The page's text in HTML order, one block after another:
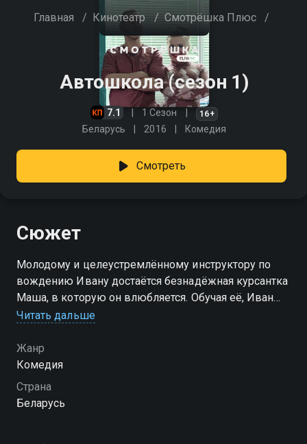
Главная / Кинотеатр / Смотрёшка Плюс /
Автошкола (сезон 1)
7.1 1 Сезон 16+
Беларусь 2016 Комедия
Смотреть
Сюжет
Молодому и целеустремлённому инструктору по
вождению Ивану достаётся безнадёжная курсантка
Маша, в которую он влюбляется. Обучая её, Иван
постигает правила жизни, результат которых – сдача
Посмотреть онлайн 1 сезон сериала Автошкола вы
можете совершенно бесплатно в хорошем HD
качестве на Смотрёшке
Читать дальше
Жанр
Комедия
Страна
Беларусь